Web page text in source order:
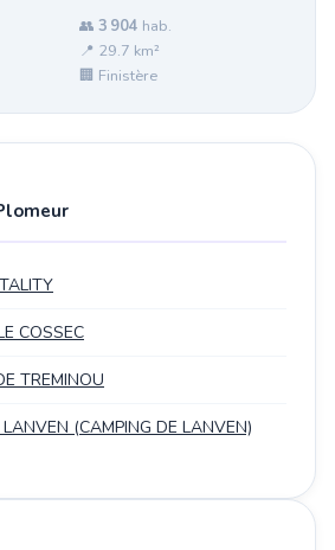
👥 3 904 hab.
📍 29.7 km²
🏢 Finistère
COSSEC
TREMINOU
(CAMPING DE LANVEN)